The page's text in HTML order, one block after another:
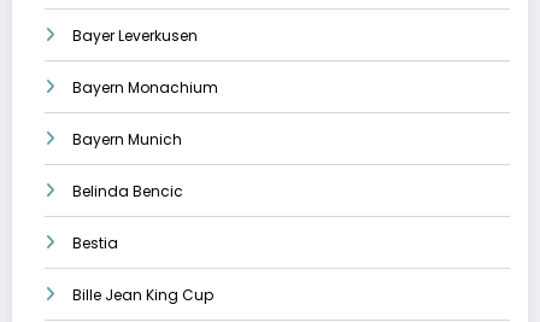
Bayer Leverkusen
Bayern Monachium
Bayern Munich
Belinda Bencic
Bestia
Bille Jean King Cup